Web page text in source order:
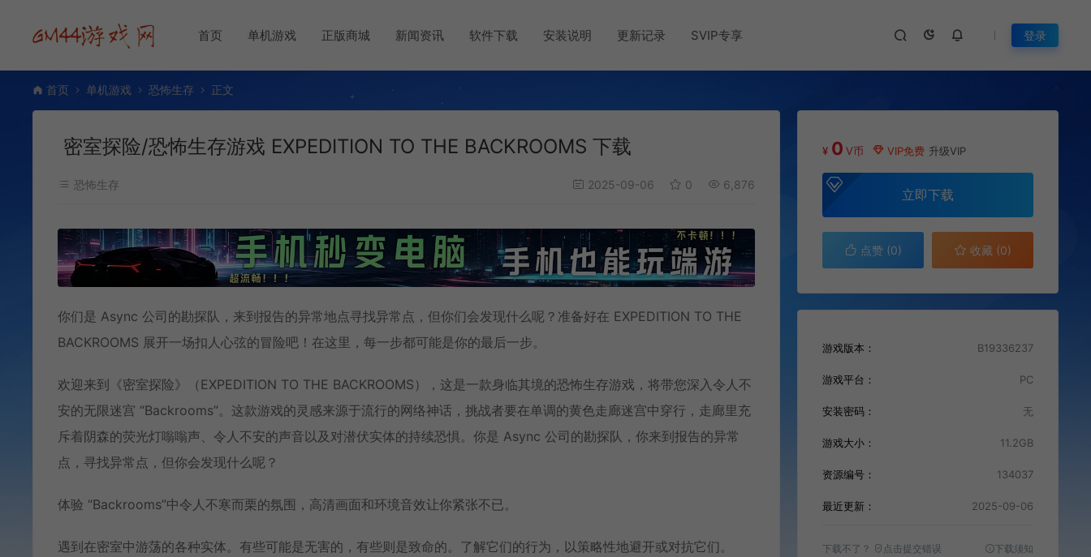
首页 单机游戏 正版商城 新闻资讯 软件下载 安装说明 更新记录 SVIP专享 登录
首页 单机游戏 恐怖生存 正文
密室探险/恐怖生存游戏 EXPEDITION TO THE BACKROOMS 下载
恐怖生存 2025-09-06 0 6,876
你们是 Async 公司的勘探队，来到报告的异常地点寻找异常点，但你们会发现什么呢？准备好在 EXPEDITION TO THE
BACKROOMS 展开一场扣人心弦的冒险吧！在这里，每一步都可能是你的最后一步。
欢迎来到《密室探险》（EXPEDITION TO THE BACKROOMS），这是一款身临其境的恐怖生存游戏，将带您深入令人不
安的无限迷宫 “Backrooms”。这款游戏的灵感来源于流行的网络神话，挑战者要在单调的黄色走廊迷宫中穿行，走廊里充
斥着阴森的荧光灯嗡嗡声、令人不安的声音以及对潜伏实体的持续恐惧。你是 Async 公司的勘探队，你来到报告的异常
点，寻找异常点，但你会发现什么呢？
体验 “Backrooms”中令人不寒而栗的氛围，高清画面和环境音效让你紧张不已。
遇到在密室中游荡的各种实体。有些可能是无害的，有些则是致命的。了解它们的行为，以策略性地避开或对抗它们。
¥ 0 V币 VIP免费 升级VIP
立即下载
点赞 (0) 收藏 (0)
游戏版本： B19336237
游戏平台： PC
安装密码： 无
游戏大小： 11.2GB
资源编号： 134037
最近更新： 2025-09-06
下载不了？ 点击提交错误 下载须知